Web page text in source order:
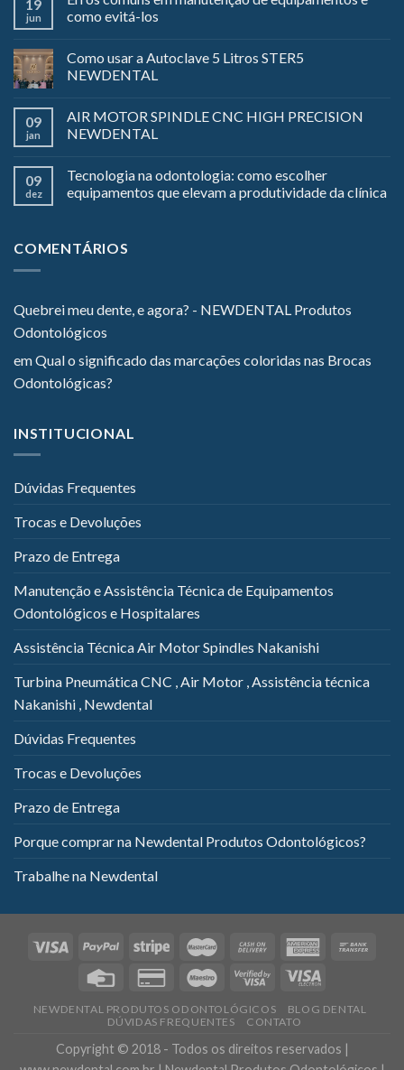
19
jun
como evitá-los
Como usar a Autoclave 5 Litros STER5
NEWDENTAL
09
jan
AIR MOTOR SPINDLE CNC HIGH PRECISION
NEWDENTAL
09
dez
Tecnologia na odontologia: como escolher
equipamentos que elevam a produtividade da clínica
COMENTÁRIOS
Quebrei meu dente, e agora? - NEWDENTAL Produtos
Odontológicos
emQual o significado das marcações coloridas nas Brocas
Odontológicas?
INSTITUCIONAL
Dúvidas Frequentes
Trocas e Devoluções
Prazo de Entrega
Manutenção e Assistência Técnica de Equipamentos
Odontológicos e Hospitalares
Assistência Técnica Air Motor Spindles Nakanishi
Turbina Pneumática CNC , Air Motor , Assistência técnica
Nakanishi , Newdental
Dúvidas Frequentes
Trocas e Devoluções
Prazo de Entrega
Porque comprar na Newdental Produtos Odontológicos?
Trabalhe na Newdental
NEWDENTAL PRODUTOS ODONTOLÓGICOS
BLOG DENTAL
DÚVIDAS FREQUENTES
CONTATO
Copyright © 2018 - Todos os direitos reservados |